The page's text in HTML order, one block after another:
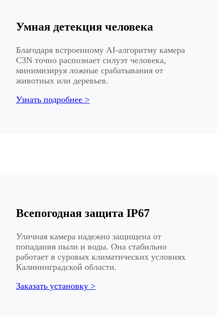
Умная детекция человека
Благодаря встроенному AI-алгоритму камера
C3N точно распознает силуэт человека,
минимизируя ложные срабатывания от
животных или деревьев.
Узнать подробнее >
Всепогодная защита IP67
Уличная камера надежно защищена от
попадания пыли и воды. Она стабильно
работает в суровых климатических условиях
Калининградской области.
Заказать установку >